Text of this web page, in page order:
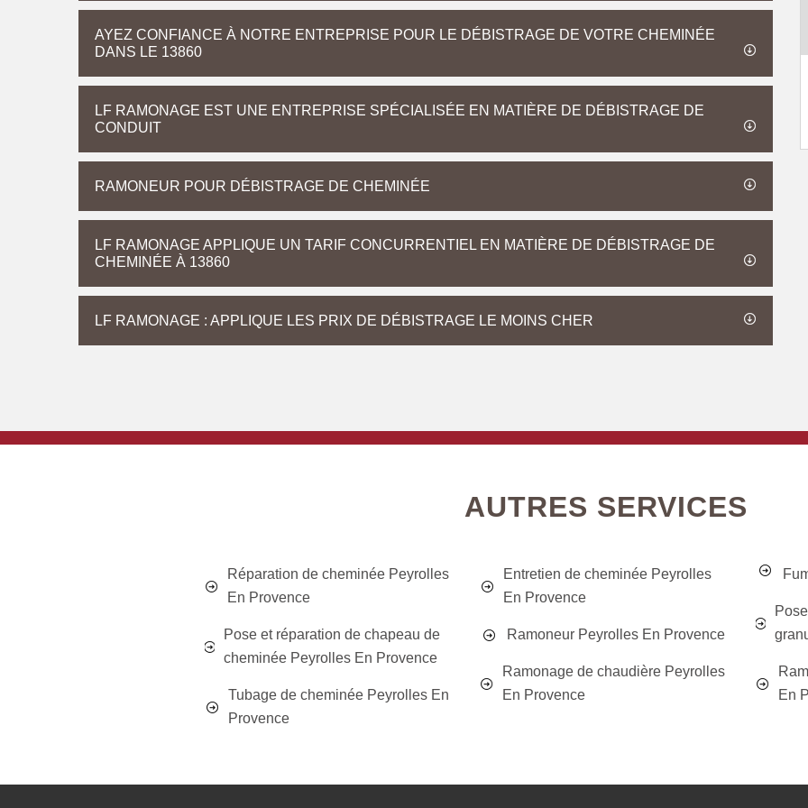
AYEZ CONFIANCE À NOTRE ENTREPRISE POUR LE DÉBISTRAGE DE VOTRE CHEMINÉE
DANS LE 13860
LF RAMONAGE EST UNE ENTREPRISE SPÉCIALISÉE EN MATIÈRE DE DÉBISTRAGE DE
CONDUIT
RAMONEUR POUR DÉBISTRAGE DE CHEMINÉE
LF RAMONAGE APPLIQUE UN TARIF CONCURRENTIEL EN MATIÈRE DE DÉBISTRAGE DE
CHEMINÉE À 13860
LF RAMONAGE : APPLIQUE LES PRIX DE DÉBISTRAGE LE MOINS CHER
AUTRES SERVICES
Réparation de cheminée Peyrolles
En Provence
Pose et réparation de chapeau de
cheminée Peyrolles En Provence
Tubage de cheminée Peyrolles En
Provence
Entretien de cheminée Peyrolles
En Provence
Ramoneur Peyrolles En Provence
Ramonage de chaudière Peyrolles
En Provence
En